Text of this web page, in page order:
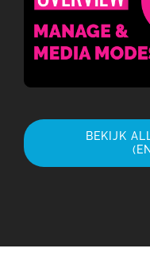
BEKIJK